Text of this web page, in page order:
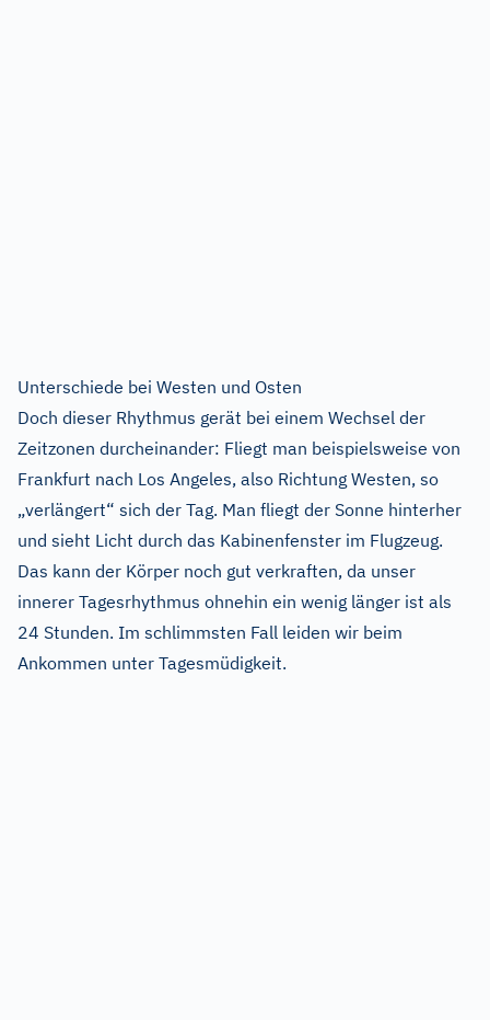
Unterschiede bei Westen und Osten
Doch dieser Rhythmus gerät bei einem Wechsel der
Zeitzonen durcheinander: Fliegt man beispielsweise von
Frankfurt nach Los Angeles, also Richtung Westen, so
„verlängert“ sich der Tag. Man fliegt der Sonne hinterher
und sieht Licht durch das Kabinenfenster im Flugzeug.
Das kann der Körper noch gut verkraften, da unser
innerer Tagesrhythmus ohnehin ein wenig länger ist als
24 Stunden. Im schlimmsten Fall leiden wir beim
Ankommen unter Tagesmüdigkeit.